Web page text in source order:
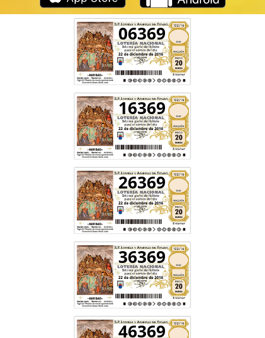
06369
16369
26369
36369
46369